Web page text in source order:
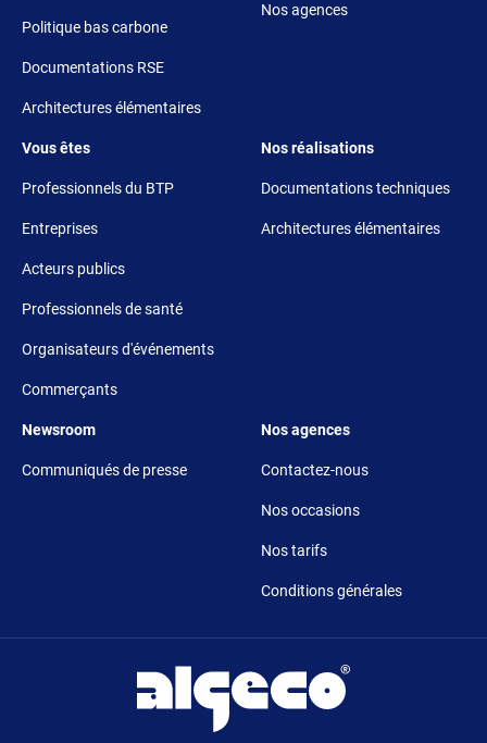
Politique bas carbone
Documentations RSE
Architectures élémentaires
Nos agences
Footer 3
Vous êtes
Professionnels du BTP
Entreprises
Acteurs publics
Professionnels de santé
Organisateurs d'événements
Commerçants
Footer 4
Nos réalisations
Documentations techniques
Architectures élémentaires
Footer 5
Newsroom
Communiqués de presse
Footer 6
Nos agences
Contactez-nous
Nos occasions
Nos tarifs
Conditions générales